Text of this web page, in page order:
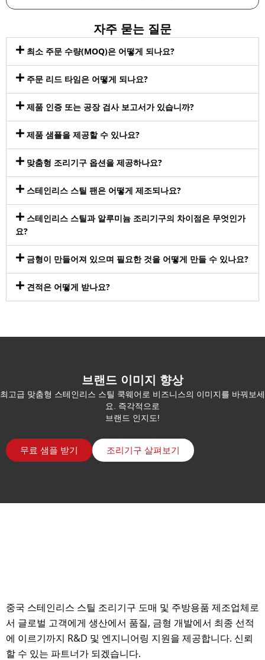
자주 묻는 질문
최소 주문 수량(MOQ)은 어떻게 되나요?
주문 리드 타임은 어떻게 되나요?
제품 인증 또는 공장 검사 보고서가 있습니까?
제품 샘플을 제공할 수 있나요?
맞춤형 조리기구 옵션을 제공하나요?
스테인리스 스틸 팬은 어떻게 제조되나요?
스테인리스 스틸과 알루미늄 조리기구의 차이점은 무엇인가
요?
금형이 만들어져 있으며 필요한 것을 어떻게 만들 수 있나요?
견적은 어떻게 받나요?
브랜드 이미지 향상
최고급 맞춤형 스테인리스 스틸 쿡웨어로 비즈니스의 이미지를 바꿔보세
요. 즉각적으로
브랜드 인지도!
무료 샘플 받기 조리기구 살펴보기
중국 스테인리스 스틸 조리기구 도매 및 주방용품 제조업체로
서 글로벌 고객에게 생산에서 품질, 금형 개발에서 최종 선적
에 이르기까지 R&D 및 엔지니어링 지원을 제공합니다. 신뢰
할 수 있는 파트너가 되겠습니다.